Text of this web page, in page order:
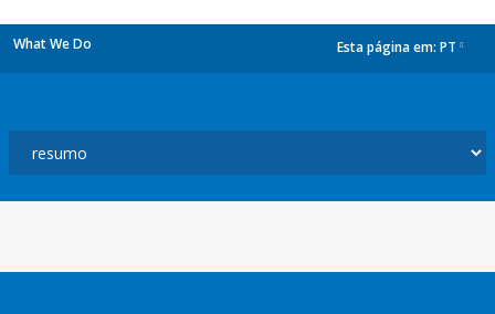
What We Do Esta página em: PT